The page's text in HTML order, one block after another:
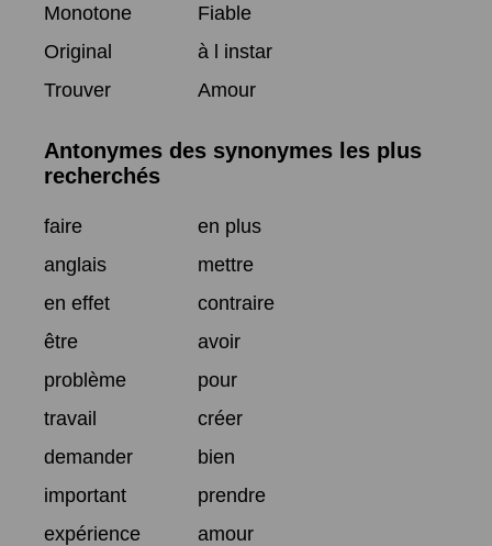
Monotone
Fiable
Original
à l instar
Trouver
Amour
Antonymes des synonymes les plus
recherchés
faire
en plus
anglais
mettre
en effet
contraire
être
avoir
problème
pour
travail
créer
demander
bien
important
prendre
expérience
amour